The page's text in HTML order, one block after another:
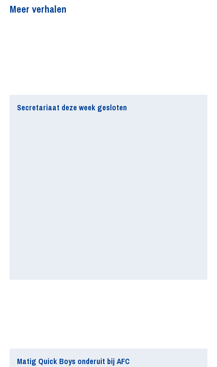
Meer verhalen
Secretariaat deze week gesloten
Matig Quick Boys onderuit bij AFC